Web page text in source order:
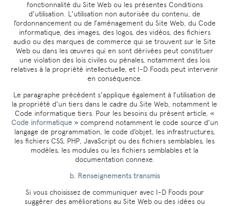
fonctionnalité du Site Web ou les présentes Conditions
d’utilisation. L’utilisation non autorisée du contenu, de
l’ordonnancement ou de l’aménagement du Site Web, du Code
informatique, des images, des logos, des vidéos, des fichiers
audio ou des marques de commerce qui se trouvent sur le Site
Web ou dans les œuvres qui en sont dérivées peut constituer
une violation des lois civiles ou pénales, notamment des lois
relatives à la propriété intellectuelle, et I-D Foods peut intervenir
en conséquence.
Le paragraphe précédent s’applique également à l’utilisation de
la propriété d’un tiers dans le cadre du Site Web, notamment le
Code informatique tiers. Pour les besoins du présent article, «
Code informatique» comprend notamment le code source d’un
langage de programmation, le code d’objet, les infrastructures,
les fichiers CSS, PHP, JavaScript ou des fichiers semblables, les
modèles, les modules ou les fichiers semblables et la
documentation connexe.
b. Renseignements transmis
Si vous choisissez de communiquer avec I-D Foods pour
suggérer des améliorations au Site Web ou des idées ou